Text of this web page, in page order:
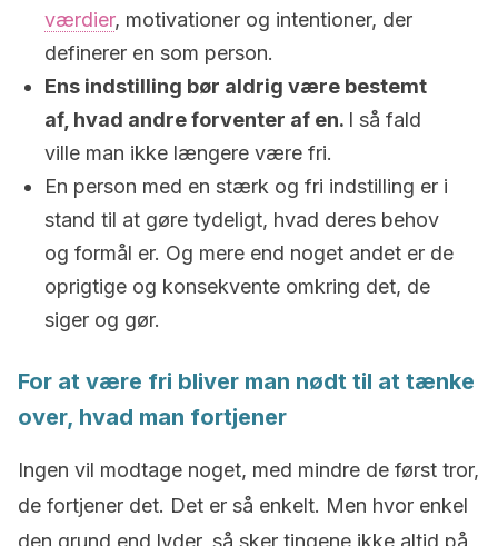
værdier, motivationer og intentioner, der
definerer en som person.
Ens indstilling bør aldrig være bestemt
af, hvad andre forventer af en. I så fald
ville man ikke længere være fri.
En person med en stærk og fri indstilling er i
stand til at gøre tydeligt, hvad deres behov
og formål er. Og mere end noget andet er de
oprigtige og konsekvente omkring det, de
siger og gør.
For at være fri bliver man nødt til at tænke
over, hvad man fortjener
Ingen vil modtage noget, med mindre de først tror,
de fortjener det. Det er så enkelt. Men hvor enkel
den grund end lyder, så sker tingene ikke altid på